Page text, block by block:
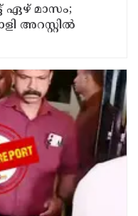
ഏഴ് മാസം;
അറസ്റ്റില്‍